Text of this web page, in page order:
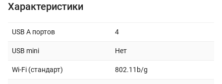
Характеристики
USB A портов 4
USB mini Нет
Wi-Fi (стандарт) 802.11b/g